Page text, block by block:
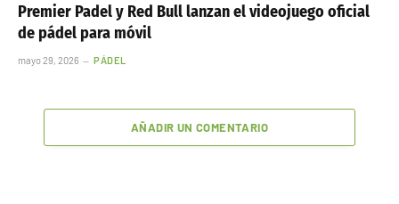
Premier Padel y Red Bull lanzan el videojuego oficial
de pádel para móvil
mayo 29, 2026 PÁDEL
AÑADIR UN COMENTARIO